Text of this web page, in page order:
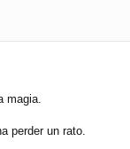
magia.
perder un rato.